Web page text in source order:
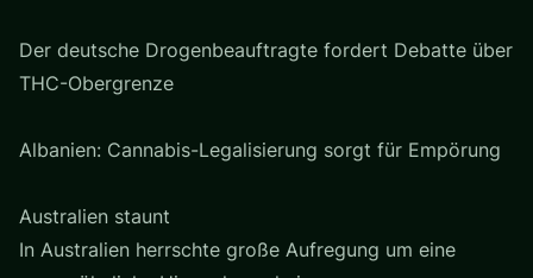
Der deutsche Drogenbeauftragte fordert Debatte über
THC-Obergrenze
Albanien: Cannabis-Legalisierung sorgt für Empörung
Australien staunt
In Australien herrschte große Aufregung um eine